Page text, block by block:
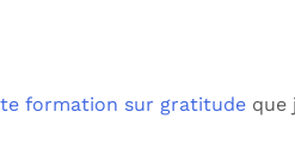
formation sur gratitude que